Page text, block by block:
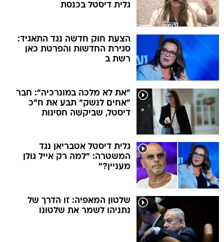
גלית דיסטל בכנסת
הצעת חוק חדשה נגד התאגיד:
סגירת החדשות והפרטת כאן
רשת ב
"את לא מלכה במונרכיה": חבר
"אחים לנשק" תבע את ח"כ
דיסטל, שביקשה חסינות
גלית דיסטל אטבריאן נגד
המשטרה: "למה רק אייל גולן
מעניין?"
שלטון המאפיה: זו הדרך של
נתניהו לשמר את שלטונו